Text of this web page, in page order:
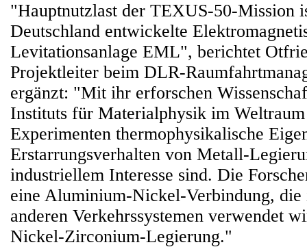
"Hauptnutzlast der TEXUS-50-Mission
Deutschland entwickelte
Levitationsanlage EML", berichtet
Projektleiter beim DLR-
ergänzt: "Mit ihr erforschen
Instituts für Materialphysik im
Experimenten thermophysikalische
Erstarrungsverhalten von Metall-
industriellem Interesse sind. Die
eine Aluminium-Nickel-Verbindung,
anderen Verkehrssystemen verwendet
Nickel-Zirconium-Legierung."